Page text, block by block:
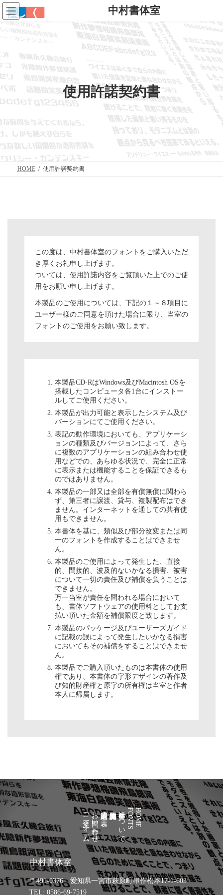
コ
ン
テ
ン
ツ
ス
キ
ッ
プ
ナ
ビ
ゲ
ー
シ
ン
に
移
動
中村書体室
使用許諾契約書
HOME 使用許諾契約書
この度は、中村書体室のフォントをご購入いただ
き厚くお礼申し上げます。
ついては、使用許諾内容をご覧頂いた上でのご使
用をお願い申し上げます。
本製品のご使用については、下記の１～８項目に
ユーザー様のご同意を頂けた場合に限り、当室の
フォントのご使用をお願い致します。
本製品CD-RはWindows及びMacintosh OSを
搭載したコンピュータ各1台にインストー
ルしてご使用ください。
本製品が出力可能と表示したシステム及び
バーションにてご使用ください。
表記の動作環境においても、アプリケーシ
ョンの種類及びバージョンによって、さら
に複数のアプリケーションの組み合わせ使
用などでの、あらゆる状況で、完全に正常
に表示または機能することを保証できるも
のではありません。
本製品の一部又は全部を有償無償に関わら
ず、第三者に譲渡、貸与、複製配布はでき
ません。インターネットを通しての共有使
用もできません。
本書体を基に、類似及び部分改変または同
一のフォントを作成することはできませ
ん。
本製品のご使用によって発生した、直接
的、間接的、波及的ないかなる損害、被害
について一切の責任及び補償を負うことは
できません。
万一当室が責任を問われる場合において
も、書体ソフトウェアの使用料としてお支
払い頂いた金額を補償限度と致します。
本製品のパッケージ及びユーザーズガイド
に記載の誤によって発生したいかなる損害
においてもその補償をすることはできませ
ん。
本製品でご購入頂いたものは本書体の使用
権であり、本書体の字形デザインの著作及
び知的財産権と原字の所有権は当室と作者
本人に帰属します。
HOME
FONTS
中村書体について
通信販売法の表示
お問い合わせ
ご注文フォーム
中村書体室
〒491-0376 愛知県一宮市萩原町串作松本17-1-603
TEL: 0586-69-7519